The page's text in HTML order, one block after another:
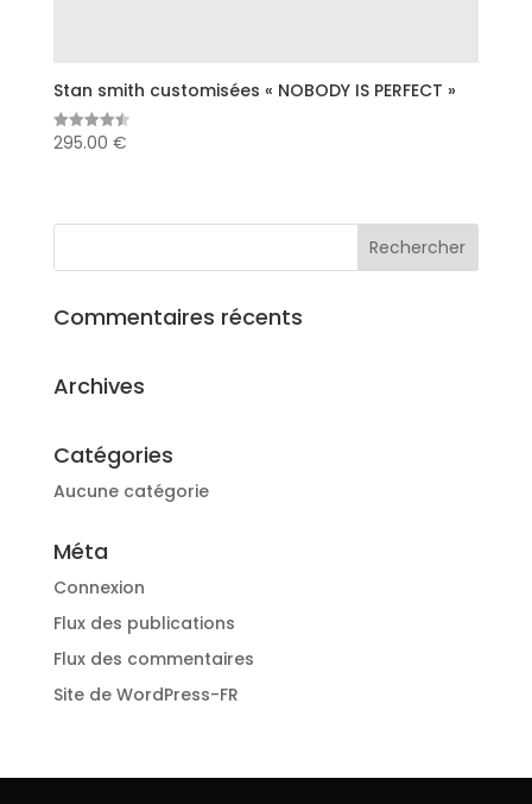
Stan smith customisées « NOBODY IS PERFECT »
Note
295.00 €
Commentaires récents
Archives
Catégories
Aucune catégorie
Méta
Connexion
Flux des publications
Flux des commentaires
Site de WordPress-FR